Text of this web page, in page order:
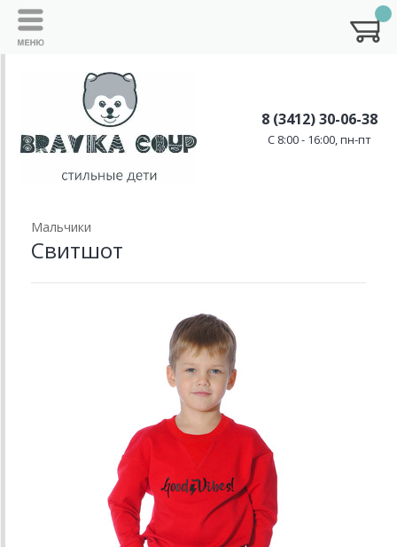
8 (3412) 30-06-38
C 8:00 - 16:00, пн-пт
Мальчики
Свитшот